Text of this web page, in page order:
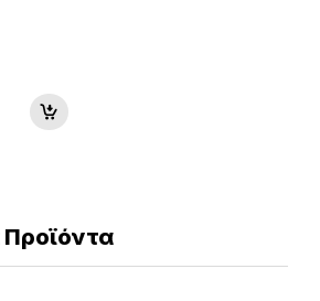
Προϊόντα